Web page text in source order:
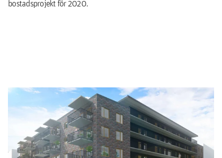
bostadsprojekt för 2020.